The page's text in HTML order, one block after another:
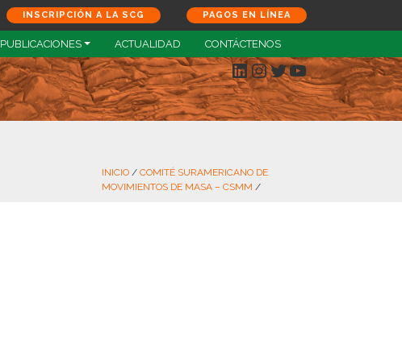
INSCRIPCIÓN A LA SCG PAGOS EN LÍNEA
PUBLICACIONES ACTUALIDAD CONTÁCTENOS
LinkedIn
Instagram
Twitter
YouTube
INICIO / COMITÉ SURAMERICANO DE
MOVIMIENTOS DE MASA – CSMM /